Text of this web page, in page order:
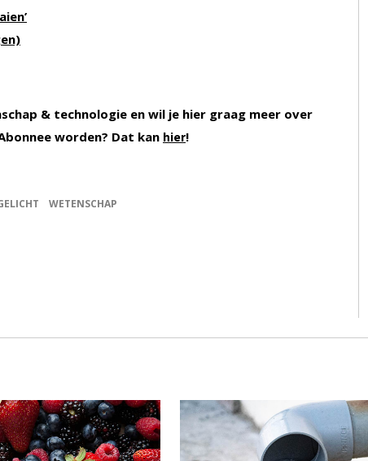
& technologie en wil je hier graag meer over
worden? Dat kan hier!
WETENSCHAP